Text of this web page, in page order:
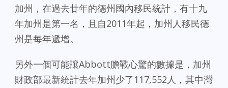
加州，在過去廿年的德州國內移民統計，有十九
年加州是第一名，且自2011年起，加州人移民德
州是每年遞增。
另外一個可能讓Abbott膽戰心驚的數據是，加州
財政部最新統計去年加州少了117,552人，其中灣